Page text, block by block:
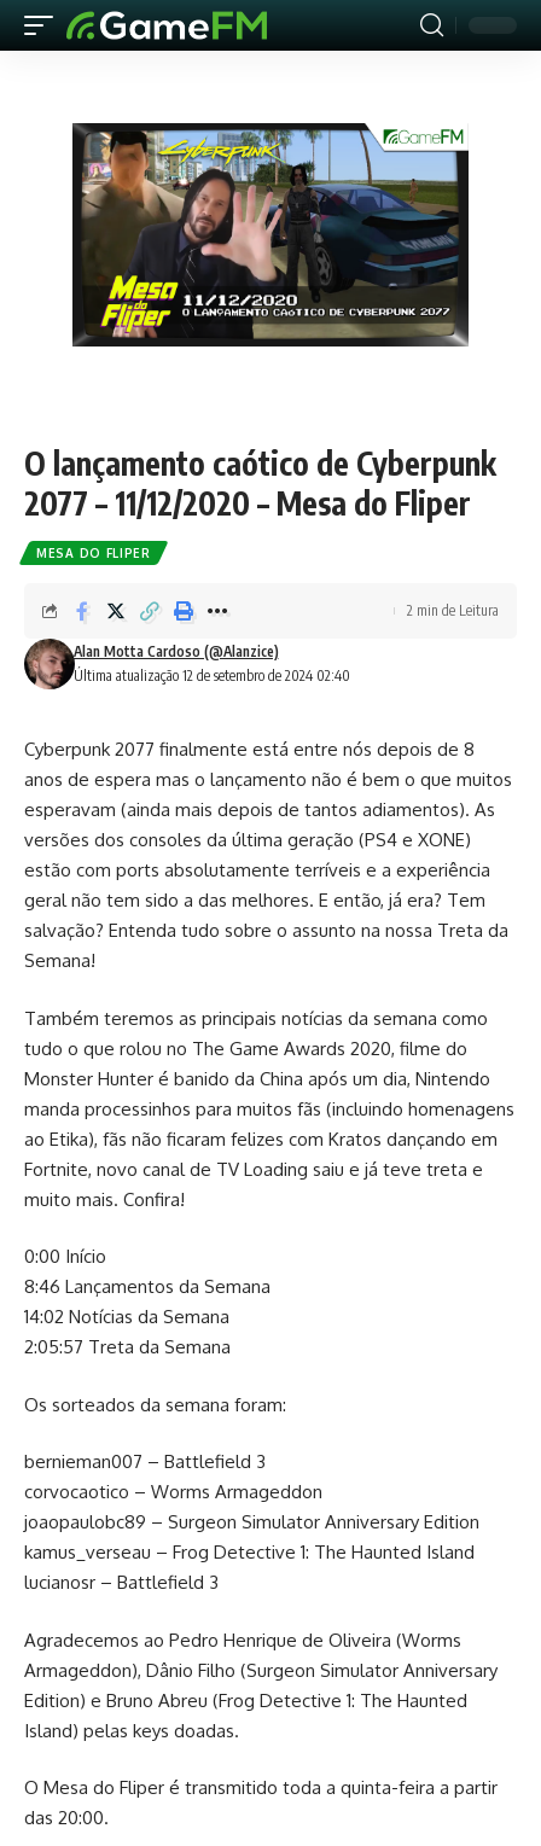
O lançamento caótico de Cyberpunk
2077 – 11/12/2020 – Mesa do Fliper
MESA DO FLIPER
Última atualização 12 de setembro de 2024 02:40
Alan Motta Cardoso (@Alanzice)
2 min de Leitura
Cyberpunk 2077 finalmente está entre nós depois de 8
anos de espera mas o lançamento não é bem o que muitos
esperavam (ainda mais depois de tantos adiamentos). As
versões dos consoles da última geração (PS4 e XONE)
estão com ports absolutamente terríveis e a experiência
geral não tem sido a das melhores. E então, já era? Tem
salvação? Entenda tudo sobre o assunto na nossa Treta da
Semana!
Também teremos as principais notícias da semana como
tudo o que rolou no The Game Awards 2020, filme do
Monster Hunter é banido da China após um dia, Nintendo
manda processinhos para muitos fãs (incluindo homenagens
ao Etika), fãs não ficaram felizes com Kratos dançando em
Fortnite, novo canal de TV Loading saiu e já teve treta e
muito mais. Confira!
0:00 Início
8:46 Lançamentos da Semana
14:02 Notícias da Semana
2:05:57 Treta da Semana
Os sorteados da semana foram:
bernieman007 – Battlefield 3
corvocaotico – Worms Armageddon
joaopaulobc89 – Surgeon Simulator Anniversary Edition
kamus_verseau – Frog Detective 1: The Haunted Island
lucianosr – Battlefield 3
Agradecemos ao Pedro Henrique de Oliveira (Worms
Armageddon), Dânio Filho (Surgeon Simulator Anniversary
Edition) e Bruno Abreu (Frog Detective 1: The Haunted
Island) pelas keys doadas.
O Mesa do Fliper é transmitido toda a quinta-feira a partir
das 20:00.